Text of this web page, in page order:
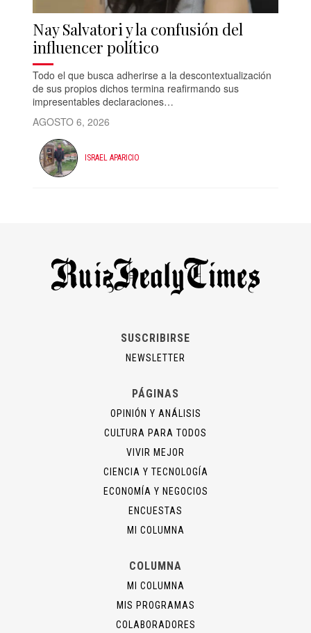
Nay Salvatori y la confusión del
influencer político
Todo el que busca adherirse a la descontextualización
de sus propios dichos termina reafirmando sus
impresentables declaraciones…
AGOSTO 6, 2026
ISRAEL APARICIO
SUSCRIBIRSE
NEWSLETTER
PÁGINAS
OPINIÓN Y ANÁLISIS
CULTURA PARA TODOS
VIVIR MEJOR
CIENCIA Y TECNOLOGÍA
ECONOMÍA Y NEGOCIOS
ENCUESTAS
MI COLUMNA
COLUMNA
MI COLUMNA
MIS PROGRAMAS
COLABORADORES